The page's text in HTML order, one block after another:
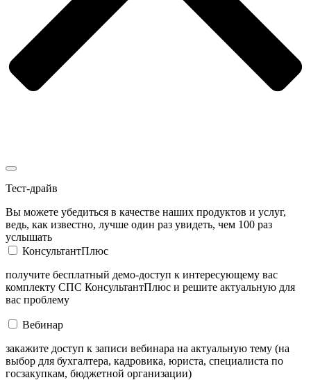
Тест-драйв
Вы можете убедиться в качестве наших продуктов и услуг,
ведь, как известно, лучше один раз увидеть, чем 100 раз
услышать
КонсультантПлюс
получите бесплатный демо-доступ к интересующему вас
комплекту СПС КонсультантПлюс и решите актуальную для
вас проблему
Вебинар
закажите доступ к записи вебинара на актуальную тему (на
выбор для бухгалтера, кадровика, юриста, специалиста по
госзакупкам, бюджетной организации)